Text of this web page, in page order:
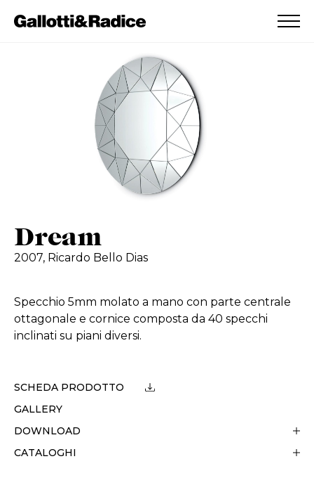
AGGIUNTO ALLA WISHLIST
Dream
2007, Ricardo Bello Dias
Specchio 5mm molato a mano con parte centrale
ottagonale e cornice composta da 40 specchi
inclinati su piani diversi.
SCHEDA PRODOTTO
GALLERY
DOWNLOAD
CATALOGHI